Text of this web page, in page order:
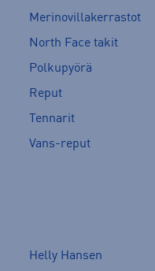
Merinovillakerrastot
North Face takit
Polkupyörä
Reput
Tennarit
Vans-reput
Helly Hansen